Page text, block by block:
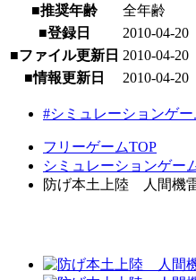
■推奨年齢
全年齢
■登録日
2010-04-20
■ファイル更新日 2010-04-20
■情報更新日
2010-04-20
#シミュレーションゲー
フリーゲームTOP
シミュレーションゲー
防げ本土上陸 人間機